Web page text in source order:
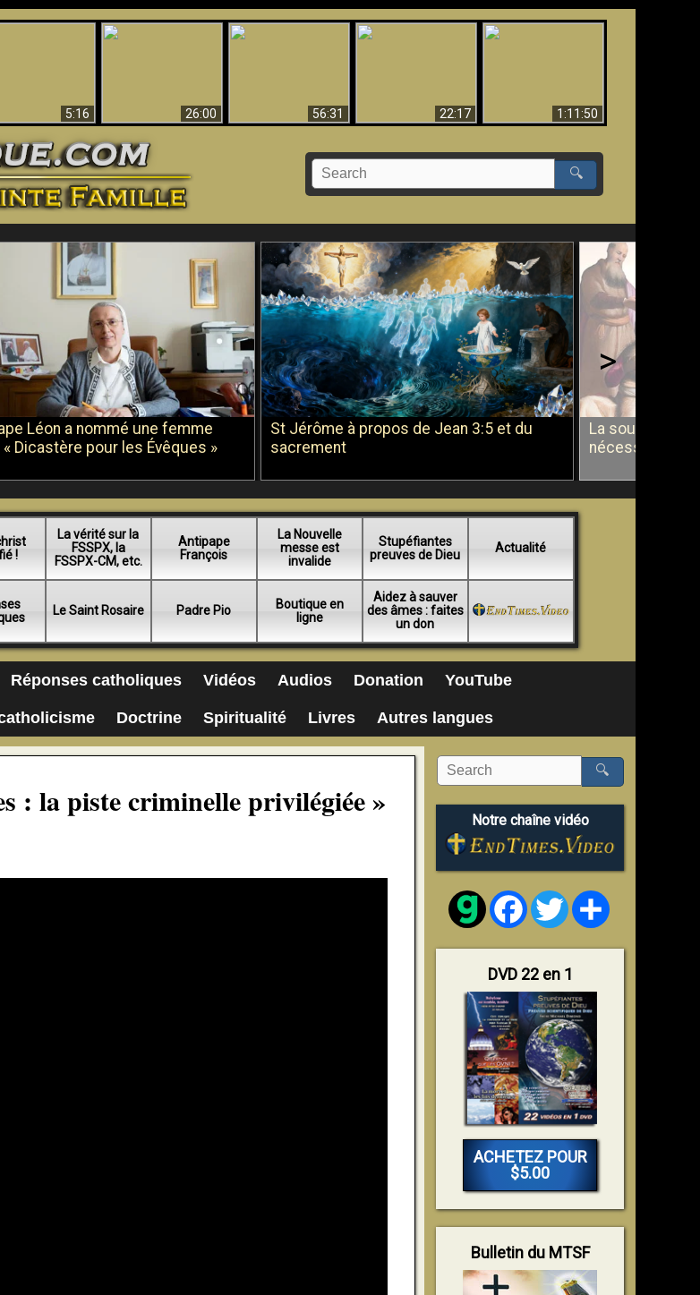
5:16
26:00 56:31 22:17
1:11:50
🔍
Léon a nommé une femme
Dicastère pour les Évêques »
St Jérôme à propos de Jean 3:5 et du
sacrement
La soumission
nécessité du
>
!
La vérité sur la
FSSPX, la
FSSPX-CM, etc.
Antipape
François
La Nouvelle
messe est
invalide
Stupéfiantes
preuves de Dieu
Actualité
Le Saint Rosaire Padre Pio
Boutique en
ligne
Aidez à sauver
des âmes : faites
un don
Réponses catholiques Vidéos Audios Donation YouTube
Doctrine Spiritualité Livres Autres langues
: la piste criminelle privilégiée »
🔍
Notre chaîne vidéo
FacebookTwitter
DVD 22 en 1
ACHETEZ POUR
$5.00
Bulletin du MTSF